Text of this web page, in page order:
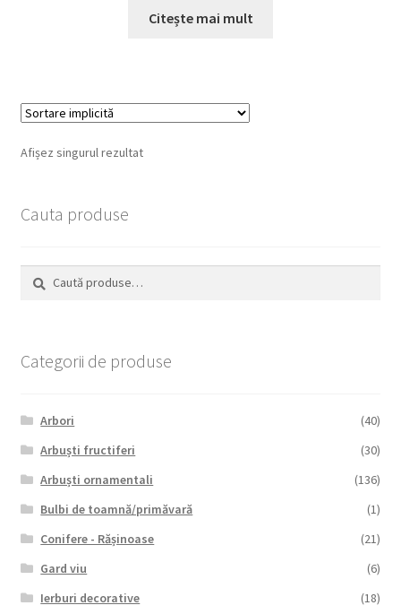
Citește mai mult
Afișez singurul rezultat
Cauta produse
Caută
după:
Caută
Categorii de produse
Arbori
(40)
Arbuști fructiferi
(30)
Arbuști ornamentali
(136)
Bulbi de toamnă/primăvară
(1)
Conifere - Rășinoase
(21)
Gard viu
(6)
Ierburi decorative
(18)